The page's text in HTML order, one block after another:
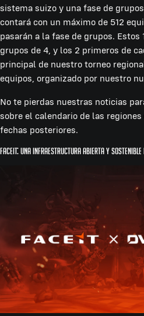
sistema suizo y una fase de
contará con un máximo de 512
pasarán a la fase de grupos.
grupos de 4, y los 2 primeros de
principal de nuestro torneo
equipos, organizado por nuestro
No te pierdas nuestras noticias
sobre el calendario de las
fechas posteriores.
FACEIT: Una infraestructura abierta y